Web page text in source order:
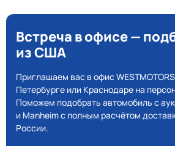
Встреча в офисе —
из США
Приглашаем вас в офис
Петербурге или Краснодаре на
Поможем подобрать автомобиль с
и Manheim с полным расчётом
России.